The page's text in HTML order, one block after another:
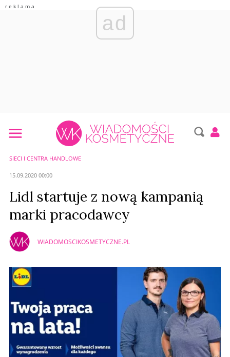
ad
SIECI I CENTRA HANDLOWE
15.09.2020 00:00
Lidl startuje z nową kampanią
marki pracodawcy
WIADOMOSCIKOSMETYCZNE.PL